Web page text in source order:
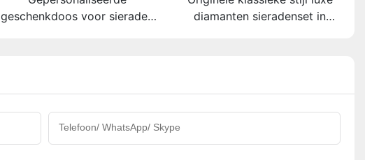
geschenkdoos voor sieraden
diamanten sieradenset in
Telefoon/ WhatsApp/ Skype